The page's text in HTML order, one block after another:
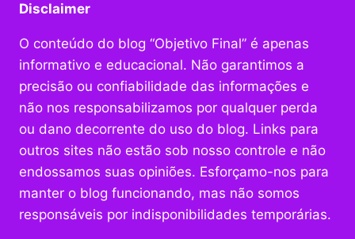
COMPLETO
Disclaimer
O conteúdo do blog “Objetivo Final” é apenas
informativo e educacional. Não garantimos a
precisão ou confiabilidade das informações e
não nos responsabilizamos por qualquer perda
ou dano decorrente do uso do blog. Links para
outros sites não estão sob nosso controle e não
endossamos suas opiniões. Esforçamo-nos para
manter o blog funcionando, mas não somos
responsáveis por indisponibilidades temporárias.